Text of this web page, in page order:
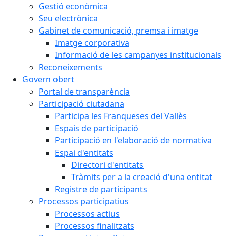
Gestió econòmica
Seu electrònica
Gabinet de comunicació, premsa i imatge
Imatge corporativa
Informació de les campanyes institucionals
Reconeixements
Govern obert
Portal de transparència
Participació ciutadana
Participa les Franqueses del Vallès
Espais de participació
Participació en l'elaboració de normativa
Espai d'entitats
Directori d'entitats
Tràmits per a la creació d'una entitat
Registre de participants
Processos participatius
Processos actius
Processos finalitzats